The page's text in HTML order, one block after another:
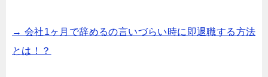
→ 会社1ヶ月で辞めるの言いづらい時に即退職する方法
とは！？